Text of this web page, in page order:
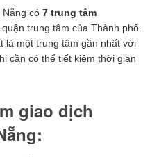
Nẵng có 7 trung tâm
quận trung tâm của Thành phố.
là một trung tâm gần nhất với
cần có thể tiết kiệm thời gian
giao dịch